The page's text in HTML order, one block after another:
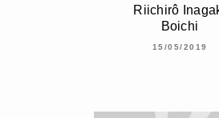
Riichirô
Boichi
15/05/2019